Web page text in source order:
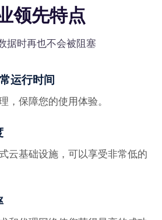
领先特点
据时再也不会被阻塞
运行时间
，保障您的使用体验。
云基础设施，可以享受非常低的